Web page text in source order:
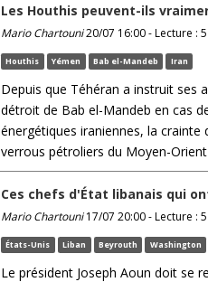
Les Houthis peuvent-ils
Mario Chartouni20/07 16:00 - Lecture :
Houthis Yémen Bab el-Mandeb Iran
Depuis que Téhéran a instruit ses
détroit de Bab el-Mandeb en cas
énergétiques iraniennes, la
verrous pétroliers du Moyen-
Ces chefs d'État libanais qui
Mario Chartouni17/07 20:00 - Lecture :
États-Unis Liban Beyrouth Washington
Le président Joseph Aoun doit se